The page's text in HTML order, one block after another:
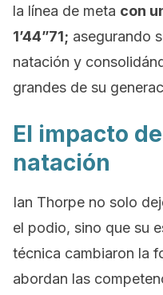
la línea de meta con
1’44”71; asegurando
natación y
grandes de su
El impacto
natación
Ian Thorpe no solo
el podio, sino que su
técnica cambiaron la
abordan las